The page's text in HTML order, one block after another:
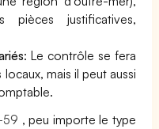
justificatives,
: Le contrôle se fera
mais il peut aussi
59 , peu importe le type